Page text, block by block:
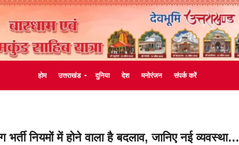
होम उत्तराखंड दुनिया देश मनोरंजन संपर्क करें
नियमों में होने वाला है बदलाव, जानिए नई व्यवस्था…